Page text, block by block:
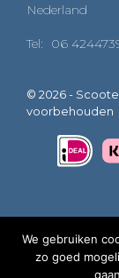
Nederland
Tel: 06
© 2026 -
voorbehouden
We gebruiken
zo goed